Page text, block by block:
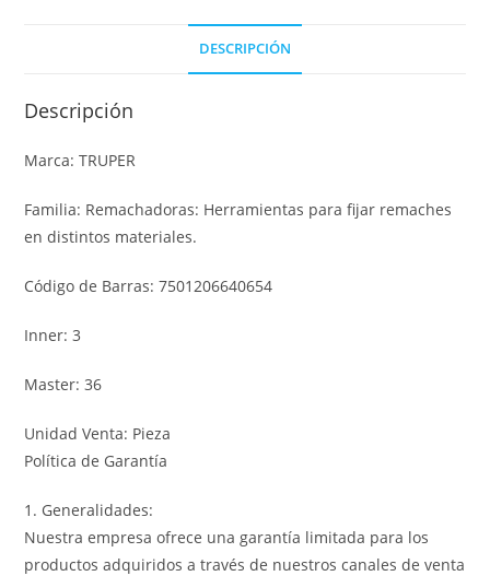
DESCRIPCIÓN
Descripción
Marca: TRUPER
Familia: Remachadoras: Herramientas para fijar remaches
en distintos materiales.
Código de Barras: 7501206640654
Inner: 3
Master: 36
Unidad Venta: Pieza
Política de Garantía
1. Generalidades:
Nuestra empresa ofrece una garantía limitada para los
productos adquiridos a través de nuestros canales de venta